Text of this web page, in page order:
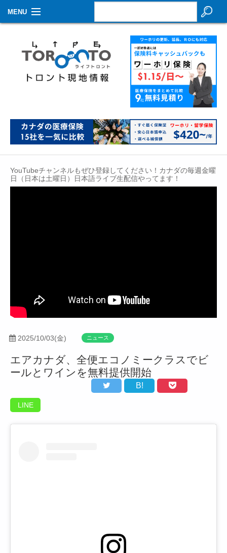
MENU
生活情報
その他
イベントカレンダー
Contact
YouTubeチャンネルもぜひ登録してください！カナダの毎週金曜
日（日本は土曜日）日本語ライブ生配信やってます！
2025/10/03(金) ニュース
エアカナダ、全便エコノミークラスでビ
ールとワインを無料提供開始
B!
LINE